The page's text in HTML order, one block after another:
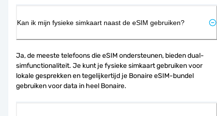
Kan ik mijn fysieke simkaart naast de eSIM gebruiken?
Ja, de meeste telefoons die eSIM ondersteunen, bieden dual-
simfunctionaliteit. Je kunt je fysieke simkaart gebruiken voor
lokale gesprekken en tegelijkertijd je Bonaire eSIM-bundel
gebruiken voor data in heel Bonaire.